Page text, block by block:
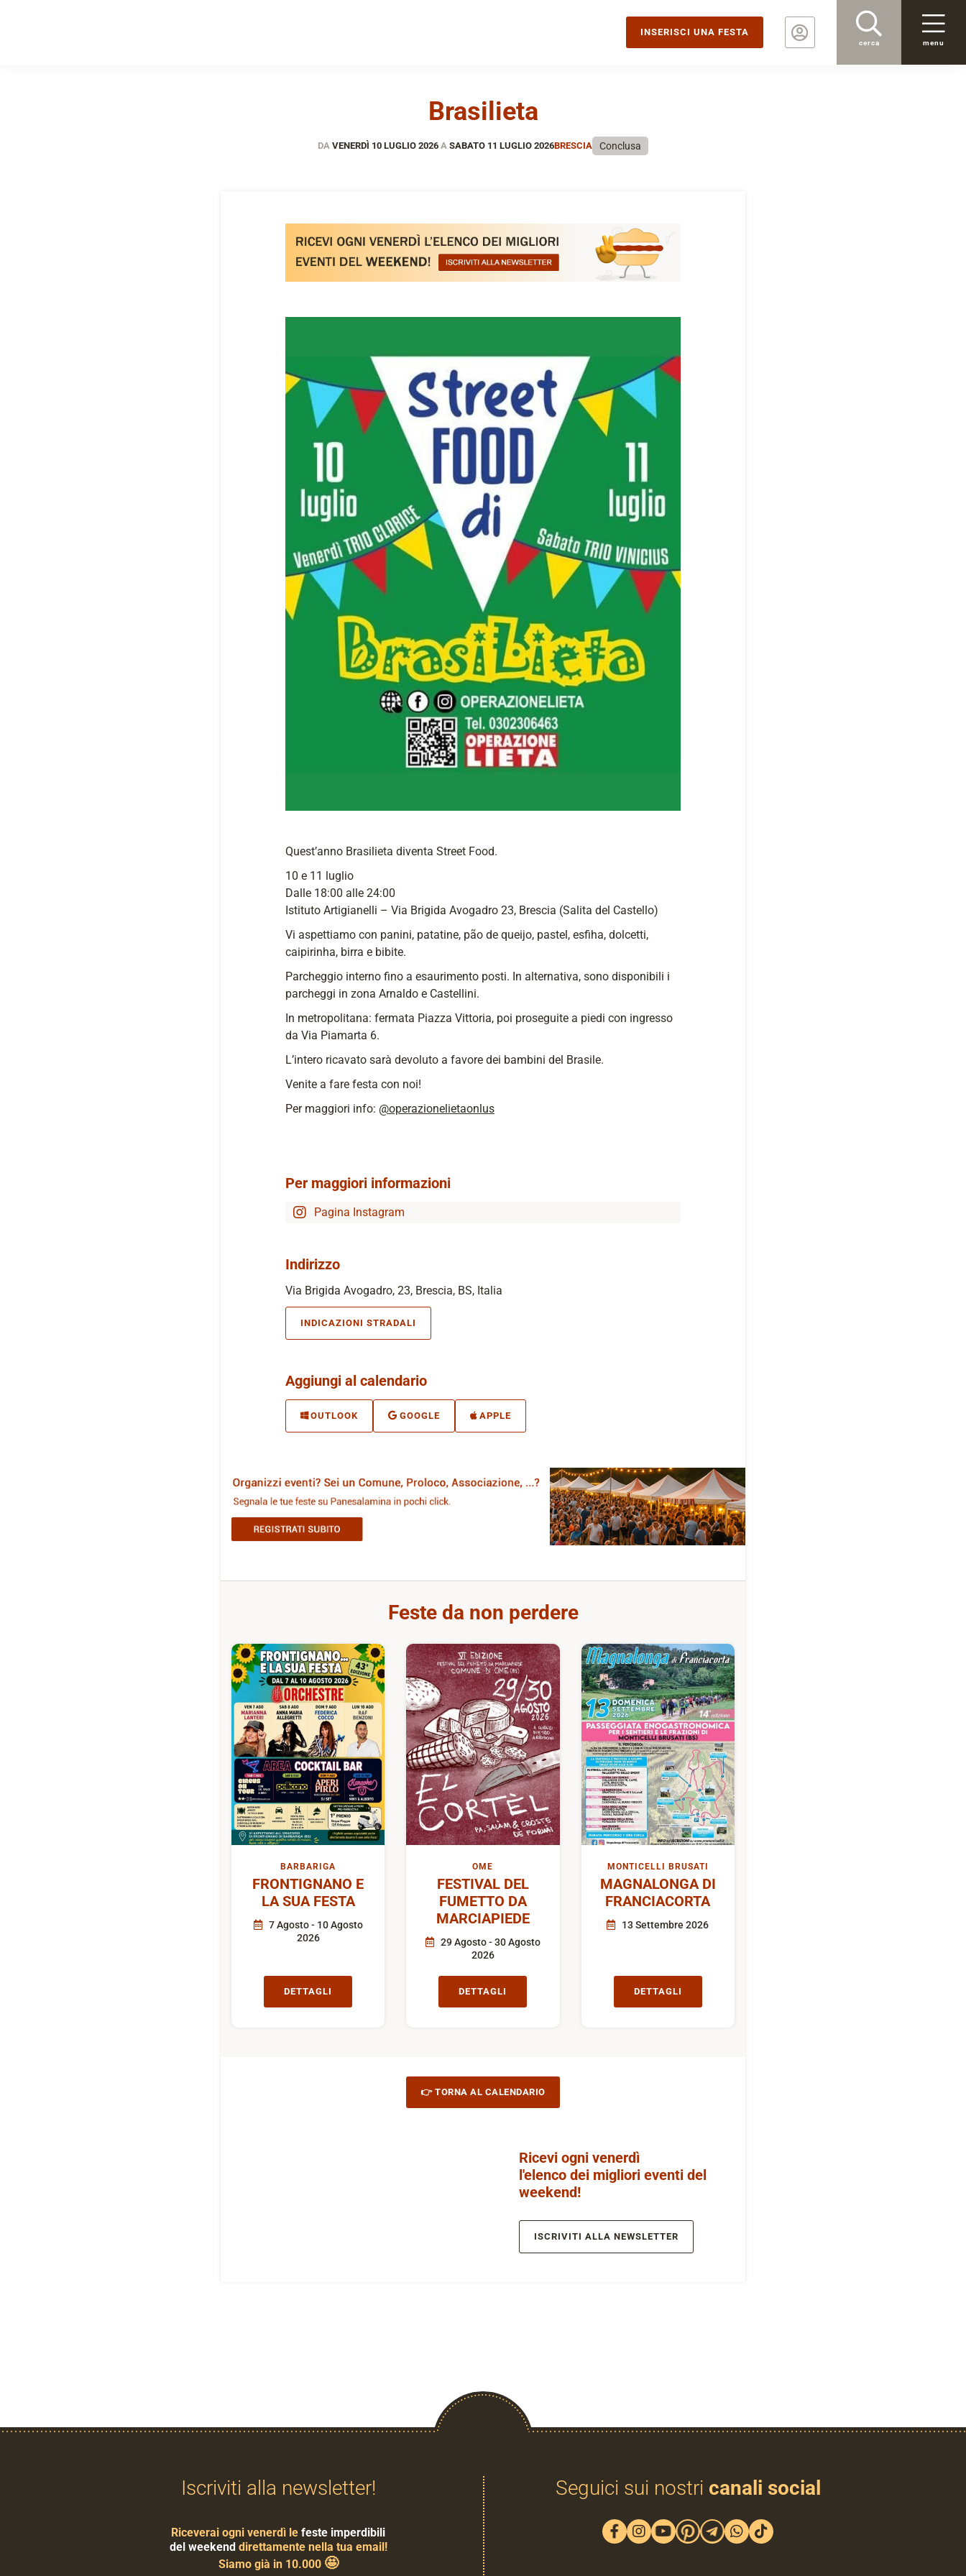
INSERISCI UNA FESTA
cerca menu
Brasilieta
DAVENERDÌ 10 LUGLIO 2026 ASABATO 11 LUGLIO 2026BRESCIA Conclusa
Quest’anno Brasilieta diventa Street Food.
10 e 11 luglio
Dalle 18:00 alle 24:00
Istituto Artigianelli – Via Brigida Avogadro 23, Brescia (Salita del Castello)
Vi aspettiamo con panini, patatine, pão de queijo, pastel, esfiha, dolcetti,
caipirinha, birra e bibite.
Parcheggio interno fino a esaurimento posti. In alternativa, sono disponibili i
parcheggi in zona Arnaldo e Castellini.
In metropolitana: fermata Piazza Vittoria, poi proseguite a piedi con ingresso
da Via Piamarta 6.
L’intero ricavato sarà devoluto a favore dei bambini del Brasile.
Venite a fare festa con noi!
Per maggiori info: @operazionelietaonlus
Per maggiori informazioni
Pagina Instagram
Indirizzo
Via Brigida Avogadro, 23, Brescia, BS, Italia
INDICAZIONI STRADALI
Aggiungi al calendario
OUTLOOK GOOGLE APPLE
Feste da non perdere
BARBARIGA
FRONTIGNANO E
LA SUA FESTA
7 Agosto - 10 Agosto
2026
DETTAGLI
OME
FESTIVAL DEL
FUMETTO DA
MARCIAPIEDE
29 Agosto - 30 Agosto
2026
DETTAGLI
MONTICELLI BRUSATI
MAGNALONGA DI
FRANCIACORTA
13 Settembre 2026
DETTAGLI
👉 TORNA AL CALENDARIO
Ricevi ogni venerdì
l'elenco dei migliori eventi del
weekend!
ISCRIVITI ALLA NEWSLETTER
Iscriviti alla newsletter!
Riceverai ogni venerdì le feste imperdibili
del weekenddirettamente nella tua email!
Siamo già in 10.000 🤩
Seguici sui nostri canali social